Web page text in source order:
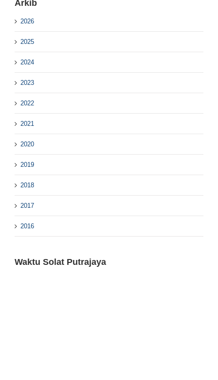
Arkib
2026
2025
2024
2023
2022
2021
2020
2019
2018
2017
2016
Waktu Solat Putrajaya